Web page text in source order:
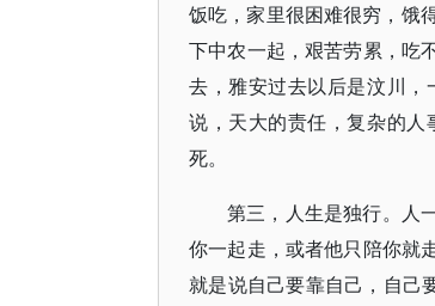
饭吃，家里很困难很穷，饿
下中农一起，艰苦劳累，吃
去，雅安过去以后是汶川
说，天大的责任，复杂的
死。
第三，人生是独行。人
你一起走，或者他只陪你就
就是说自己要靠自己，自己